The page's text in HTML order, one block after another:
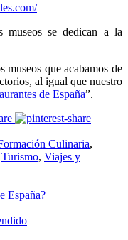
museos se dedican a la
museos que acabamos de
al igual que nuestro
de España”.
Culinaria,
Turismo, Viajes y
España?